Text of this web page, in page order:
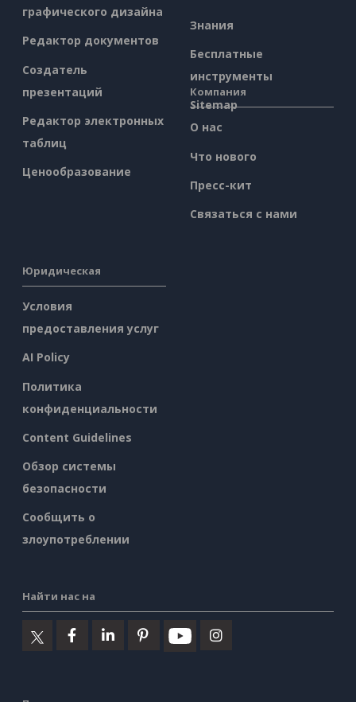
графического дизайна
Редактор документов
Создатель
презентаций
Редактор электронных
таблиц
Ценообразование
Знания
Бесплатные
инструменты
Sitemap
Компания
О нас
Что нового
Пресс-кит
Связаться с нами
Юридическая
Условия
предоставления услуг
AI Policy
Политика
конфиденциальности
Content Guidelines
Обзор системы
безопасности
Сообщить о
злоупотреблении
Найти нас на